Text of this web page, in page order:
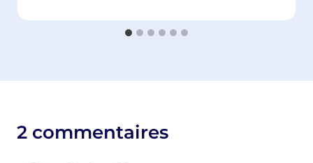
2 commentaires